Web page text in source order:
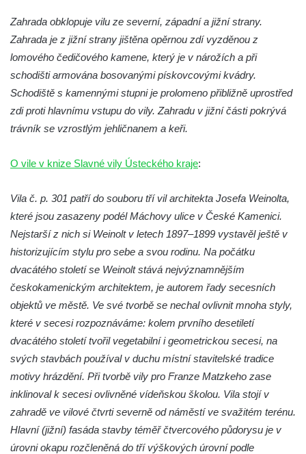
Bývalý špitál čp. 176 ve Frýdlantu
Dům ev.č. 89 v Benešově ulici ve Sloupu v
Čechách
Dům čp. 79 v Mlýnské ulici ve Sloupu v
Dům čp. 134 v Mlýnské ulici ve Sloupu v
Dům čp. 101 v ulici Ke Hradu ve Sloupu v
Čechách
Dům čp. 102 v Potoční ulici ve Sloupu v
Čechách
Dům čp. 109 v ulici Ke Hradu ve Sloupu v
Čechách
Dům čp. 181 v Mikovcově ulici ve Sloupu v
Čechách
Dům čp. 167 v ulici Pod Hradem ve Sloupu
Dům čp. 172 v Palackého ulici v Novém
Boru
Zahrada obklopuje vilu ze severní, západní a jižní strany.
Zahrada je z jižní strany jištěna opěrnou zdí vyzděnou z
lomového čedičového kamene, který je v nárožích a při
schodišti armována bosovanými pískovcovými kvádry.
Schodiště s kamennými stupni je prolomeno přibližně uprostřed
zdi proti hlavnímu vstupu do vily. Zahradu v jižní části pokrývá
trávník se vzrostlým jehličnanem a keři.
O vile v knize Slavné vily Ústeckého kraje:
Vila č. p. 301 patří do souboru tří vil architekta Josefa Weinolta,
které jsou zasazeny podél Máchovy ulice v České Kamenici.
Nejstarší z nich si Weinolt v letech 1897–1899 vystavěl ještě v
historizujícím stylu pro sebe a svou rodinu. Na počátku
dvacátého století se Weinolt stává nejvýznamnějším
českokamenickým architektem, je autorem řady secesních
objektů ve městě. Ve své tvorbě se nechal ovlivnit mnoha styly,
které v secesi rozpoznáváme: kolem prvního desetiletí
dvacátého století tvořil vegetabilní i geometrickou secesi, na
svých stavbách používal v duchu místní stavitelské tradice
motivy hrázdění. Při tvorbě vily pro Franze Matzkeho zase
inklinoval k secesi ovlivněné vídeňskou školou. Vila stojí v
zahradě ve vilové čtvrti severně od náměstí ve svažitém terénu.
Hlavní (jižní) fasáda stavby téměř čtvercového půdorysu je v
úrovni okapu rozčleněná do tří výškových úrovní podle